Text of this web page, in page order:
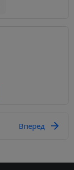
Вперед